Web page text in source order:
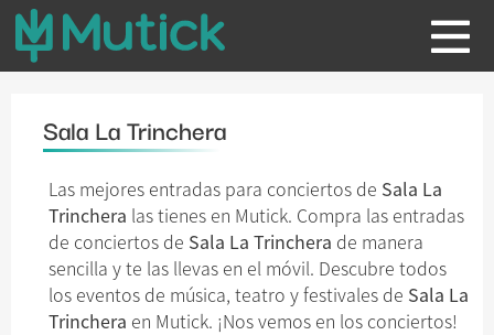
Sala La Trinchera
Las mejores entradas para conciertos de Sala La
Trinchera las tienes en Mutick. Compra las entradas
de conciertos de Sala La Trinchera de manera
sencilla y te las llevas en el móvil. Descubre todos
los eventos de música, teatro y festivales de Sala La
Trinchera en Mutick. ¡Nos vemos en los conciertos!